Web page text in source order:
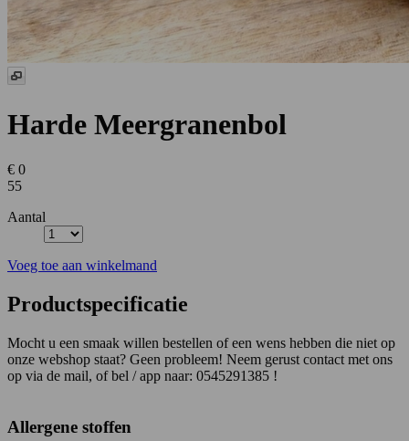
Harde Meergranenbol
€ 0
55
Aantal
Voeg toe aan winkelmand
Productspecificatie
Mocht u een smaak willen bestellen of een wens hebben die niet op
onze webshop staat? Geen probleem! Neem gerust contact met ons
op via de mail, of bel / app naar: 0545291385 !
Allergene stoffen